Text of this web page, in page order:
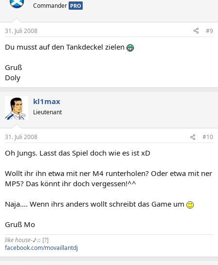
Commander PRO
31. Juli 2008 #9
Du musst auf den Tankdeckel zielen
Gruß
Doly
kl1max
Lieutenant
31. Juli 2008 #10
Oh Jungs. Lasst das Spiel doch wie es ist xD
Wollt ihr ihn etwa mit ner M4 runterholen? Oder etwa mit ner
MP5? Das könnt ihr doch vergessen!^^
Naja.... Wenn ihrs anders wollt schreibt das Game um
Gruß Mo
like house-♪♫ [?]
facebook.com/movaillantdj